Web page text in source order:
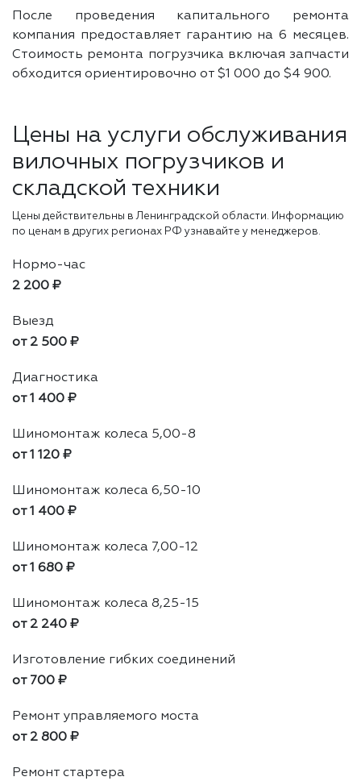
После проведения капитального ремонта
компания предоставляет гарантию на 6 месяцев.
Стоимость ремонта погрузчика включая запчасти
обходится ориентировочно от $1 000 до $4 900.
Цены на услуги обслуживания
вилочных погрузчиков и
складской техники
Цены действительны в Ленинградской области. Информацию
по ценам в других регионах РФ узнавайте у менеджеров.
Нормо-час
2 200 ₽
Выезд
от 2 500 ₽
Диагностика
от 1 400 ₽
Шиномонтаж колеса 5,00-8
от 1 120 ₽
Шиномонтаж колеса 6,50-10
от 1 400 ₽
Шиномонтаж колеса 7,00-12
от 1 680 ₽
Шиномонтаж колеса 8,25-15
от 2 240 ₽
Изготовление гибких соединений
от 700 ₽
Ремонт управляемого моста
от 2 800 ₽
Ремонт стартера